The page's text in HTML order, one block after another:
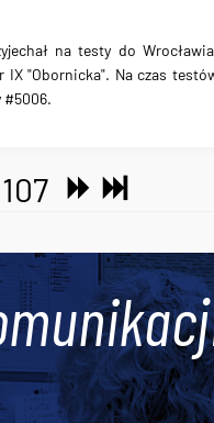
na testy do Wrocławia
IX "Obornicka". Na czas
#5006.
107